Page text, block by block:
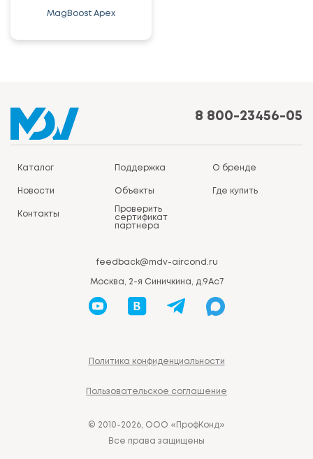
MagBoost Apex
8 800-23456-05
Каталог Поддержка О бренде
Новости Объекты Где купить
Контакты
Проверить
сертификат
партнера
feedback@mdv-aircond.ru
Москва, 2-я Синичкина, д.9Ас7
Политика конфиденциальности
Пользовательское соглашение
© 2010-2026, ООО «ПрофКонд»
Все права защищены